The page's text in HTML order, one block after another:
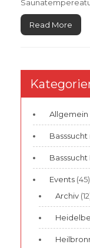
Read More
Allgemein
Basssucht
Events (45)
Archiv